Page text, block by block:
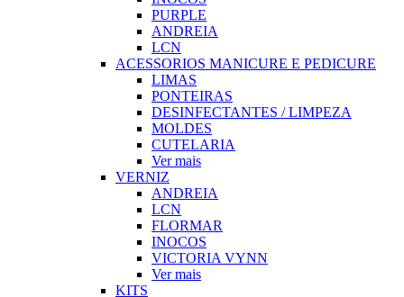
PURPLE
ANDREIA
LCN
ACESSORIOS MANICURE E PEDICURE
LIMAS
PONTEIRAS
DESINFECTANTES / LIMPEZA
MOLDES
CUTELARIA
Ver mais
VERNIZ
ANDREIA
LCN
FLORMAR
INOCOS
VICTORIA VYNN
Ver mais
KITS